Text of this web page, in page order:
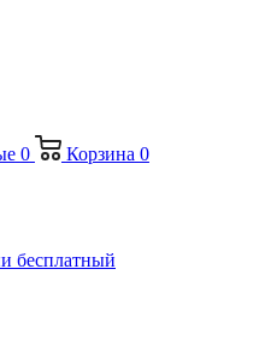
0 Корзина 0
бесплатный